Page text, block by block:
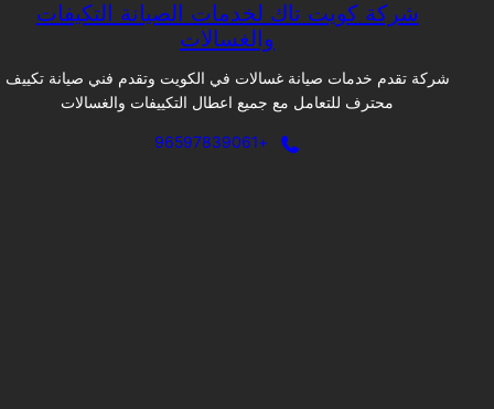
شركة كويت تاك لخدمات الصيانة التكيفات
والغسالات
شركة تقدم خدمات صيانة غسالات في الكويت وتقدم فني صيانة تكييف
محترف للتعامل مع جميع اعطال التكييفات والغسالات
+96597839061